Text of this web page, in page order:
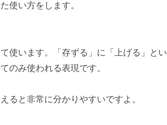
使い方をします。
使います。「存ずる」に「上げる」とい
のみ使われる表現です。
ると非常に分かりやすいですよ。